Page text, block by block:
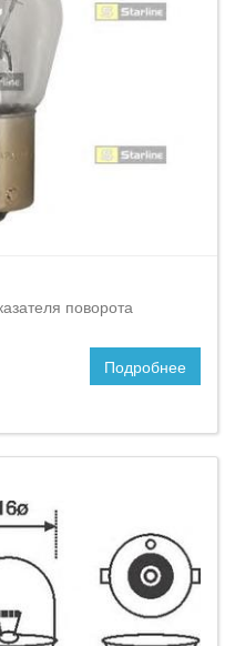
поворота
Подробнее